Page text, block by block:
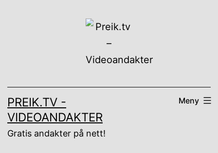
PREIK.TV -
VIDEOANDAKTER
Gratis andakter på nett!
Meny